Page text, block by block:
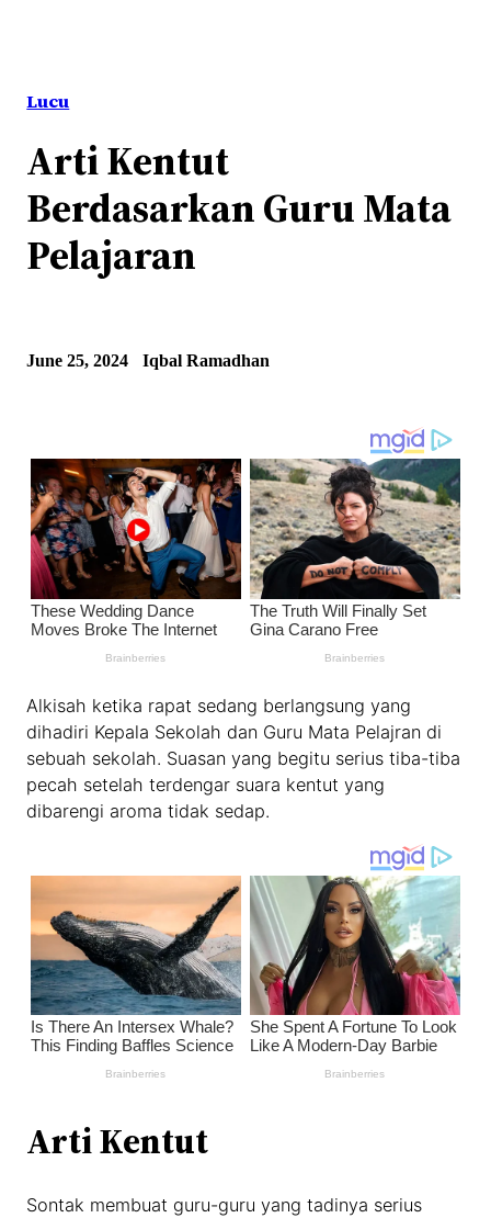
Lucu
Arti Kentut
Berdasarkan Guru Mata
Pelajaran
June 25, 2024 Iqbal Ramadhan
Alkisah ketika rapat sedang berlangsung yang
dihadiri Kepala Sekolah dan Guru Mata Pelajran di
sebuah sekolah. Suasan yang begitu serius tiba-tiba
pecah setelah terdengar suara kentut yang
dibarengi aroma tidak sedap.
Arti Kentut
Sontak membuat guru-guru yang tadinya serius